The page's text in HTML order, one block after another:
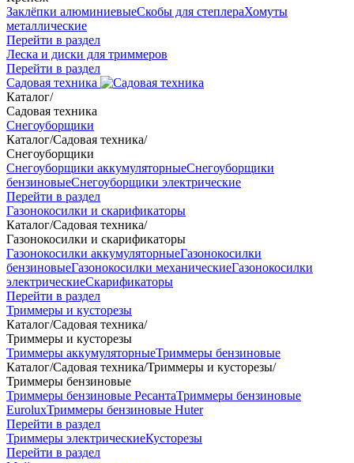
Заклёпки алюминиевыеСкобы для степлераХомуты
металлические
Перейти в раздел
Леска и диски для триммеров
Перейти в раздел
Садовая техника
Каталог/
Садовая техника
Снегоуборщики
Каталог/Садовая техника/
Снегоуборщики
Снегоуборщики аккумуляторныеСнегоуборщики
бензиновыеСнегоуборщики электрические
Перейти в раздел
Газонокосилки и скарификаторы
Каталог/Садовая техника/
Газонокосилки и скарификаторы
Газонокосилки аккумуляторныеГазонокосилки
бензиновыеГазонокосилки механическиеГазонокосилки
электрическиеСкарификаторы
Перейти в раздел
Триммеры и кусторезы
Каталог/Садовая техника/
Триммеры и кусторезы
Триммеры аккумуляторныеТриммеры бензиновые
Каталог/Садовая техника/Триммеры и кусторезы/
Триммеры бензиновые
Триммеры бензиновые РесантаТриммеры бензиновые
EuroluxТриммеры бензиновые Huter
Перейти в раздел
Триммеры электрическиеКусторезы
Перейти в раздел